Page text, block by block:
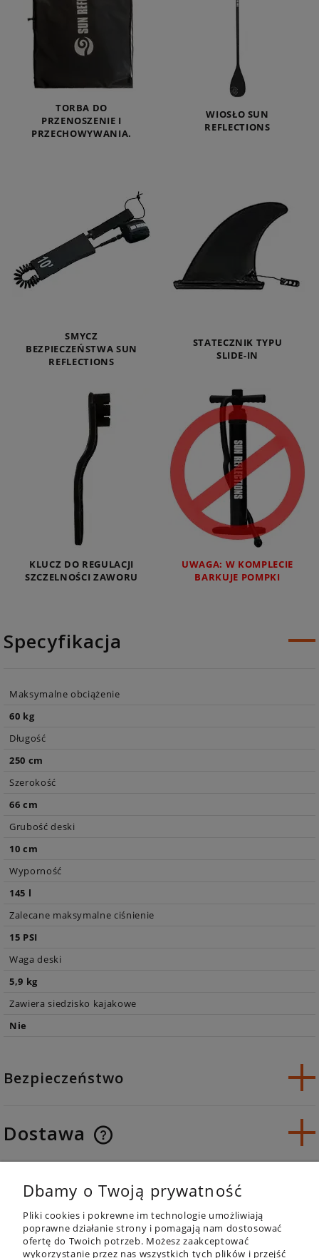
TORBA DO
PRZENOSZENIE I
PRZECHOWYWANIA.
WIOSŁO SUN
REFLECTIONS
SMYCZ
BEZPIECZEŃSTWA SUN
REFLECTIONS
STATECZNIK TYPU
SLIDE-IN
KLUCZ DO REGULACJI
SZCZELNOŚCI ZAWORU
UWAGA: W KOMPLECIE
BARKUJE POMPKI
Specyfikacja
Maksymalne obciążenie
60 kg
Długość
250 cm
Szerokość
66 cm
Grubość deski
10 cm
Wyporność
145 l
Zalecane maksymalne ciśnienie
15 PSI
Waga deski
5,9 kg
Zawiera siedzisko kajakowe
Nie
Bezpieczeństwo
Dostawa
Opinie o produkcie (0)
Dbamy o Twoją prywatność
Pliki cookies i pokrewne im technologie umożliwiają
poprawne działanie strony i pomagają nam dostosować
ofertę do Twoich potrzeb. Możesz zaakceptować
wykorzystanie przez nas wszystkich tych plików i przejść